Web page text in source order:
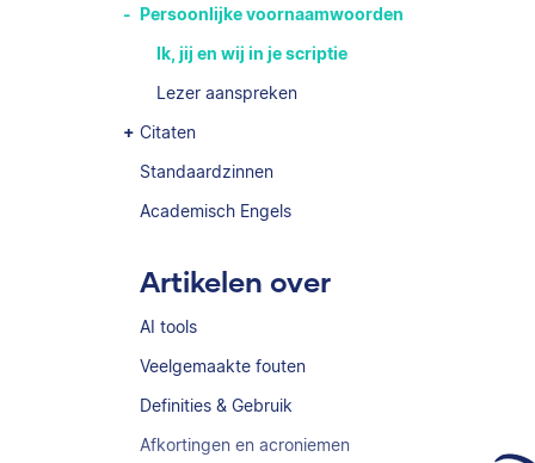
Persoonlijke voornaamwoorden
Ik, jij en wij in je scriptie
Lezer aanspreken
Citaten
Standaardzinnen
Academisch Engels
Artikelen over
AI tools
Veelgemaakte fouten
Definities & Gebruik
Afkortingen en acroniemen